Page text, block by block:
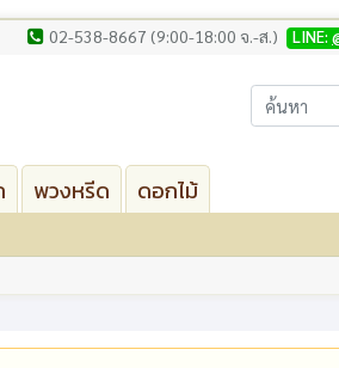
02-538-8667 (9:00-18:00 จ.-ส.) LINE:
พวงหรีด ดอกไม้